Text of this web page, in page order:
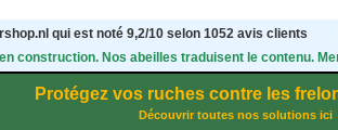
qui est noté 9,2/10 selon 1052avis clients
construction. Nos abeilles traduisent le contenu.
Protégez vos ruches contre les
Découvrir toutes nos solutions ici